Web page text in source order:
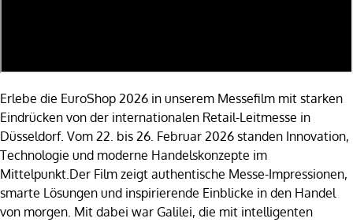
Erlebe die EuroShop 2026 in unserem Messefilm mit starken
Eindrücken von der internationalen Retail-Leitmesse in
Düsseldorf. Vom 22. bis 26. Februar 2026 standen Innovation,
Technologie und moderne Handelskonzepte im
Mittelpunkt.Der Film zeigt authentische Messe-Impressionen,
smarte Lösungen und inspirierende Einblicke in den Handel
von morgen. Mit dabei war Galilei, die mit intelligenten